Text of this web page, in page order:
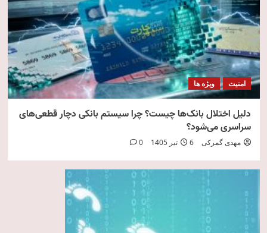
امنیت ویژه ها
دلیل اختلال بانک‌ها چیست؟ چرا سیستم بانکی دچار قطعی‌های
سراسری می‌شود؟
مهدی گمرکی 6 تیر 1405 0